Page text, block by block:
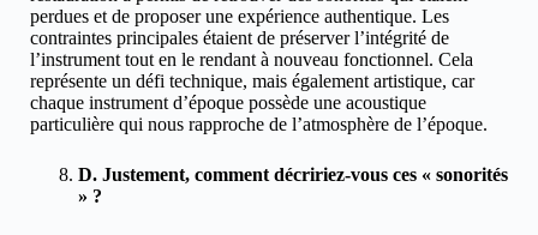
perdues et de proposer une expérience authentique. Les
contraintes principales étaient de préserver l’intégrité de
l’instrument tout en le rendant à nouveau fonctionnel. Cela
représente un défi technique, mais également artistique, car
chaque instrument d’époque possède une acoustique
particulière qui nous rapproche de l’atmosphère de l’époque.
D. Justement, comment décririez-vous ces « sonorités
» ?